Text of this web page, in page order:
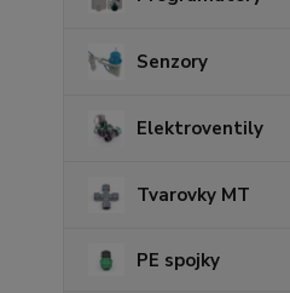
Senzory
Elektroventily
Tvarovky MT
PE spojky